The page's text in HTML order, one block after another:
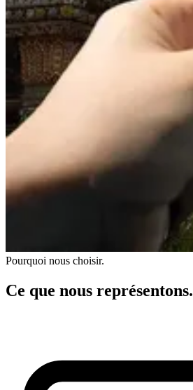
Pourquoi nous choisir.
Ce que nous représentons.